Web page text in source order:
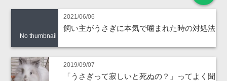
No thumbnail
2021/06/06
飼い主がうさぎに本気で噛まれた時の対処法
2019/09/07
「うさぎって寂しいと死ぬの？」ってよく聞